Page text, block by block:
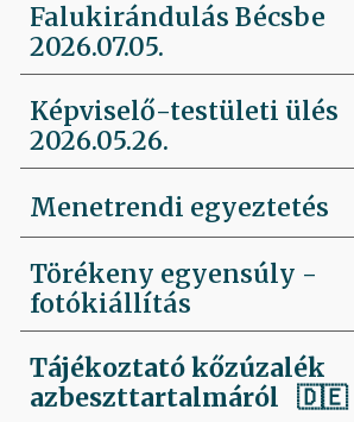
Falukirándulás Bécsbe
2026.07.05.
Képviselő-testületi ülés
2026.05.26.
Menetrendi egyeztetés
Törékeny egyensúly -
fotókiállítás
Tájékoztató kőzúzalék
azbeszttartalmáról 🇩🇪